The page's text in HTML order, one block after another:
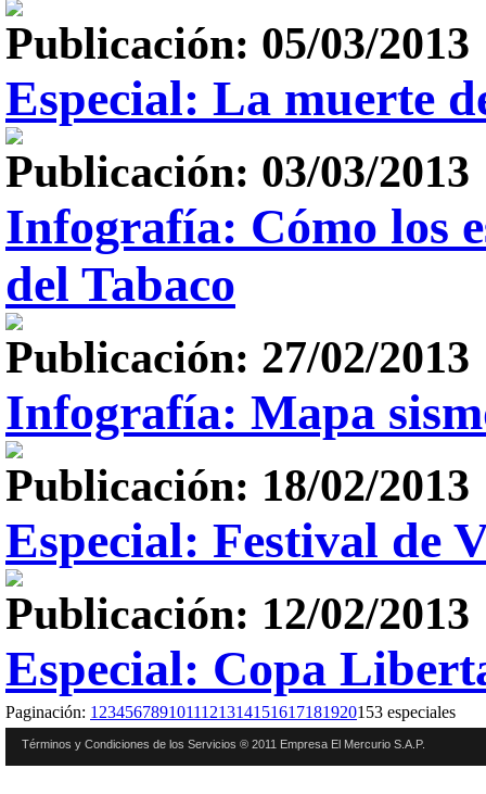
Publicación: 05/03/2013
Especial: La muerte
Publicación: 03/03/2013
Infografía: Cómo los
del Tabaco
Publicación: 27/02/2013
Infografía: Mapa
Publicación: 18/02/2013
Especial: Festival de
Publicación: 12/02/2013
Especial: Copa
Paginación: 1 234567891011121314151617181920153 especiales
Términos y Condiciones de los Servicios ® 2011 Empresa El Mercurio S.A.P.